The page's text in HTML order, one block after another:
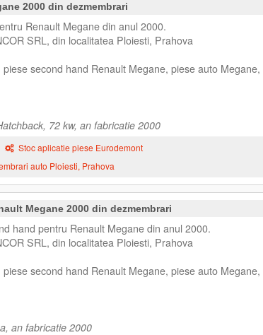
2000 din dezmembrari
Renault Megane din anul 2000.
SRL, din localitatea Ploiesti, Prahova
second hand Renault Megane, piese auto
72 kw, an fabricatie 2000
Stoc aplicatie piese Eurodemont
auto Ploiesti, Prahova
Megane 2000 din dezmembrari
hand pentru Renault Megane din anul 2000.
SRL, din localitatea Ploiesti, Prahova
second hand Renault Megane, piese auto
an fabricatie 2000